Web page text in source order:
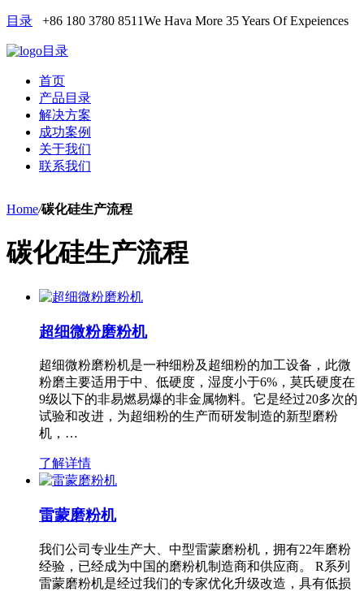
目录 +86 180 3780 8511We Hava More 35 Years Of Expeiences
目录
首页
产品目录
解决方案
成功案例
关于我们
联系我们
Home/碳化硅生产流程
碳化硅生产流程
超细微粉磨粉机
超细微粉磨粉机是一种细粉及超细粉的加工设备，此微
粉磨主要适用于中、低硬度，湿度小于6%，莫氏硬度在
9级以下的非易燃易爆的非金属物料。它是经过20多次的
试验和改进，为超细粉的生产而研发制造的新型磨粉
机，…
了解详情
雷蒙磨粉机
我们公司专业生产大、中型雷蒙磨粉机，拥有22年磨粉
经验，已经成为中国的磨粉机制造商和供应商。 R系列
雷蒙磨粉机是经过我们的专家优化升级改造，具有低损